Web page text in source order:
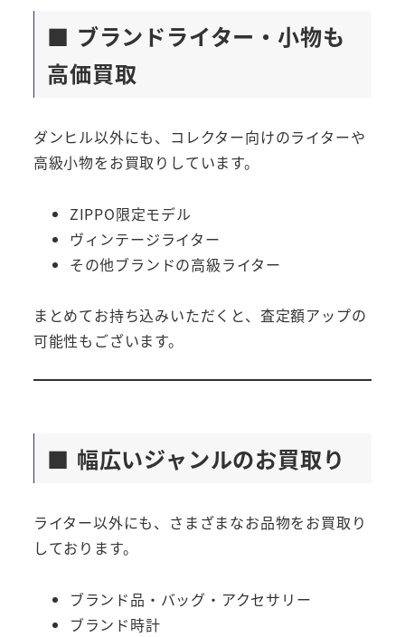
■ ブランドライター・小物も
高価買取
ダンヒル以外にも、コレクター向けのライターや
高級小物をお買取りしています。
ZIPPO限定モデル
ヴィンテージライター
その他ブランドの高級ライター
まとめてお持ち込みいただくと、査定額アップの
可能性もございます。
■ 幅広いジャンルのお買取り
ライター以外にも、さまざまなお品物をお買取り
しております。
ブランド品・バッグ・アクセサリー
ブランド時計